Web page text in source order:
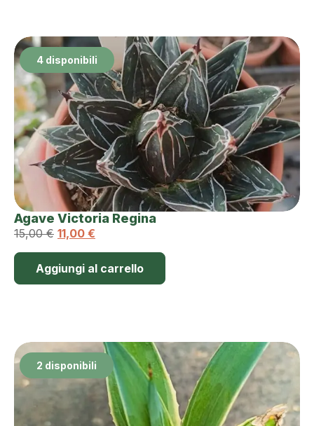
4 disponibili
Agave Victoria Regina
15,00€ 11,00 €
Aggiungi al carrello
2 disponibili